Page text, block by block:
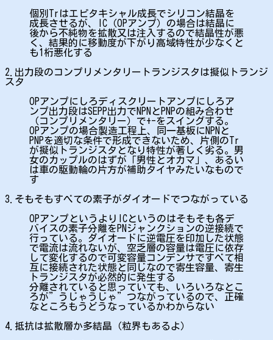
個別Trはエピタキシャル成長でシリコン結晶を
成長させるが、IC（OPアンプ）の場合は結晶に
後から不純物を拡散又は注入するので結晶性が悪
く、結果的に移動度が下がり高域特性が少なくと
も1桁悪化する
2.出力段のコンプリメンタリートランジスタは擬似トランジ
スタ
OPアンプにしろディスクリートアンプにしろア
ンプ出力段はSEPP出力でNPNとPNPの組み合わせ
（コンプリメンタリー）で+-をスイングする。
OPアンプの場合製造工程上、同一基板にNPNと
PNPを適切な条件で形成できないため、片側のTr
が擬似トランジスタとなり特性が著しく劣る。男
女のカップルのはずが「男性とオカマ」、あるい
は車の駆動輪の片方が補助タイヤみたいなもので
す
3.そもそもすべての素子がダイオードでつながっている
OPアンプというよりICというのはそもそも各デ
バイスの素子分離をPNジャンクションの逆接続で
行っている。ダイオードに逆電圧を印加した状態
で電流は流れないが、空乏層の容量は電圧に依存
して変化するので可変容量コンデンサですべて相
互に接続された状態と同じなので寄生容量、寄生
トランジスタが必然的に発生する
分離されていると思っていても、いろいろなとこ
ろが”うじゃうじゃ”つながっているので、正確
なところもうどうなっているかわからない
4.抵抗は拡散層か多結晶（粒界もあるよ）